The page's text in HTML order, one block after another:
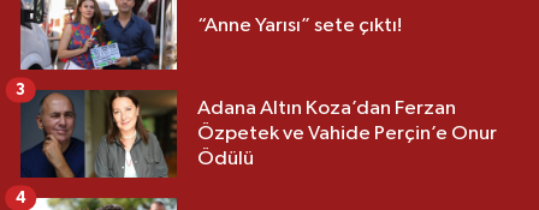
“Anne Yarısı” sete çıktı!
Adana Altın Koza’dan Ferzan
Özpetek ve Vahide Perçin’e Onur
Ödülü
3
4